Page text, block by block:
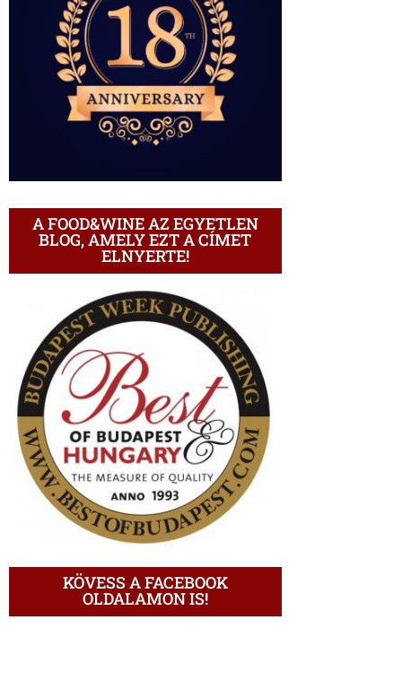
A FOOD&WINE AZ EGYETLEN
BLOG, AMELY EZT A CÍMET
ELNYERTE!
KÖVESS A FACEBOOK
OLDALAMON IS!